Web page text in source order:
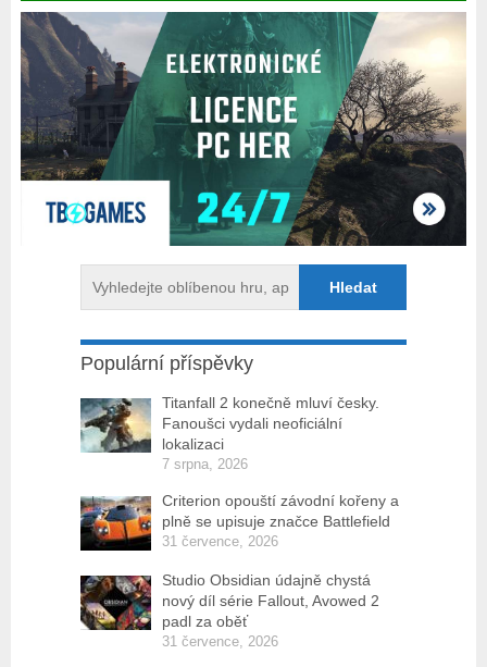
Populární příspěvky
Titanfall 2 konečně mluví česky.
Fanoušci vydali neoficiální
lokalizaci
7 srpna, 2026
Criterion opouští závodní kořeny a
plně se upisuje značce Battlefield
31 července, 2026
Studio Obsidian údajně chystá
nový díl série Fallout, Avowed 2
padl za oběť
31 července, 2026